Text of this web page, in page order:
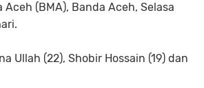
Aceh (BMA), Banda Aceh, Selasa
Ullah (22), Shobir Hossain (19) dan